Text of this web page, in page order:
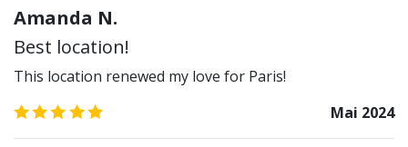
Amanda N.
Best location!
This location renewed my love for Paris!
Mai 2024